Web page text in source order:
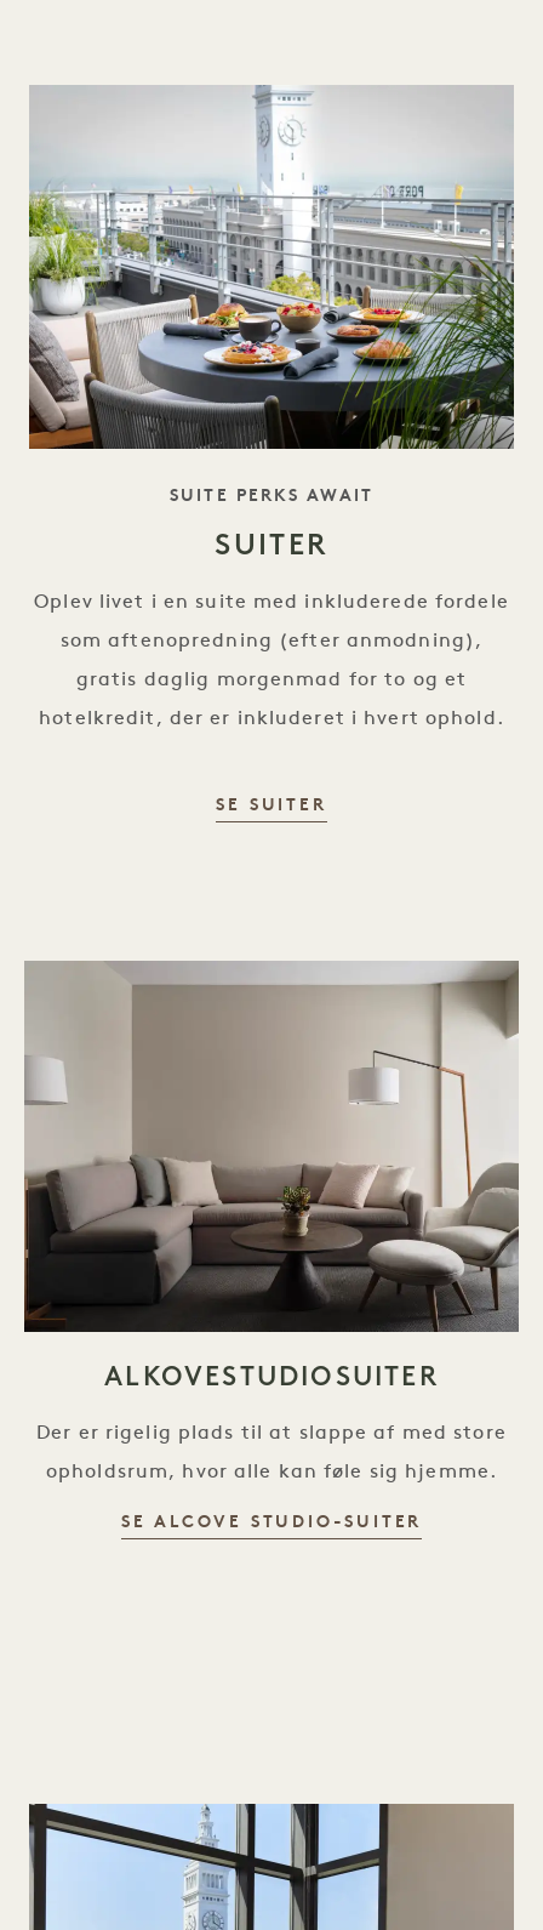
TAGLINE
SUITE PERKS AWAIT
SUITER
Oplev livet i en suite med inkluderede fordele
som aftenopredning (efter anmodning),
gratis daglig morgenmad for to og et
hotelkredit, der er inkluderet i hvert ophold.
SE SUITER
ALKOVESTUDIOSUITER
Der er rigelig plads til at slappe af med store
opholdsrum, hvor alle kan føle sig hjemme.
SE ALCOVE STUDIO-SUITER